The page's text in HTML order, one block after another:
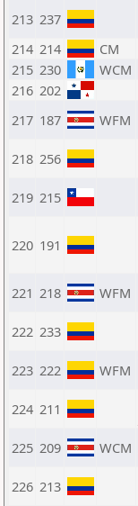
213 237
214 214 CM
215 230 WCM
216 202
217 187 WFM
218 256
219 215
220 191
221 218 WFM
222 233
223 222 WFM
224 211
225 209 WCM
226 213